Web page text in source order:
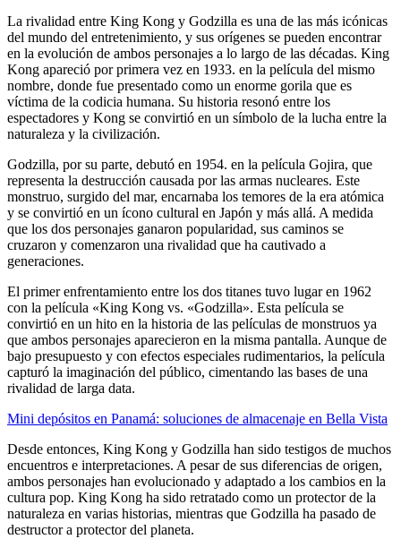
La rivalidad entre King Kong y Godzilla es una de las más icónicas
del mundo del entretenimiento, y sus orígenes se pueden encontrar
en la evolución de ambos personajes a lo largo de las décadas. King
Kong apareció por primera vez en 1933. en la película del mismo
nombre, donde fue presentado como un enorme gorila que es
víctima de la codicia humana. Su historia resonó entre los
espectadores y Kong se convirtió en un símbolo de la lucha entre la
naturaleza y la civilización.
Godzilla, por su parte, debutó en 1954. en la película Gojira, que
representa la destrucción causada por las armas nucleares. Este
monstruo, surgido del mar, encarnaba los temores de la era atómica
y se convirtió en un ícono cultural en Japón y más allá. A medida
que los dos personajes ganaron popularidad, sus caminos se
cruzaron y comenzaron una rivalidad que ha cautivado a
generaciones.
El primer enfrentamiento entre los dos titanes tuvo lugar en 1962
con la película «King Kong vs. «Godzilla». Esta película se
convirtió en un hito en la historia de las películas de monstruos ya
que ambos personajes aparecieron en la misma pantalla. Aunque de
bajo presupuesto y con efectos especiales rudimentarios, la película
capturó la imaginación del público, cimentando las bases de una
rivalidad de larga data.
Mini depósitos en Panamá: soluciones de almacenaje en Bella Vista
Desde entonces, King Kong y Godzilla han sido testigos de muchos
encuentros e interpretaciones. A pesar de sus diferencias de origen,
ambos personajes han evolucionado y adaptado a los cambios en la
cultura pop. King Kong ha sido retratado como un protector de la
naturaleza en varias historias, mientras que Godzilla ha pasado de
destructor a protector del planeta.